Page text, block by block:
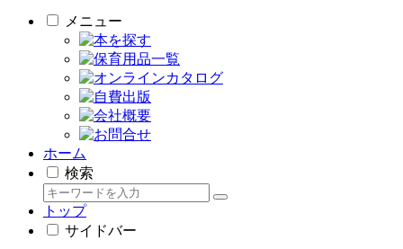
メニュー
ホーム
検索
トップ
サイドバー